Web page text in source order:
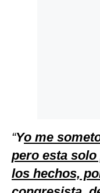
“Yo me
pero esta
los hechos,